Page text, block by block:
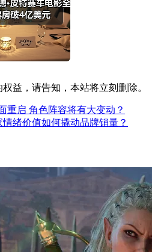
益，请告知，本站将立刻删除。
重启 角色阵容将有大变动？
绪价值如何撬动品牌销量？